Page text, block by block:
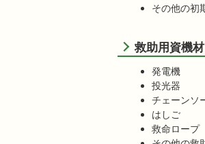
その他の初
救助用資機材
発電機
投光器
チェーンソ
はしご
救命ロープ